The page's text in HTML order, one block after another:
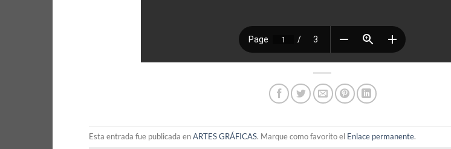
Esta entrada fue publicada enARTES GRÁFICAS. Marque como favorito el Enlace permanente.